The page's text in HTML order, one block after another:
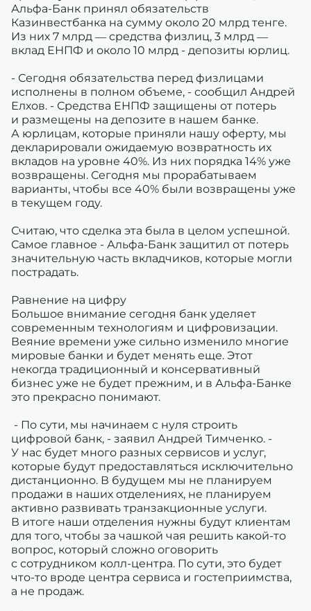
Альфа-Банк принял обязательств
Казинвестбанка на сумму около 20 млрд тенге.
Из них 7 млрд — средства физлиц, 3 млрд —
вклад ЕНПФ и около 10 млрд - депозиты юрлиц.
- Сегодня обязательства перед физлицами
исполнены в полном объеме, - сообщил Андрей
Елхов. - Средства ЕНПФ защищены от потерь
и размещены на депозите в нашем банке.
А юрлицам, которые приняли нашу оферту, мы
декларировали ожидаемую возвратность их
вкладов на уровне 40%. Из них порядка 14% уже
возвращены. Сегодня мы прорабатываем
варианты, чтобы все 40% были возвращены уже
в текущем году.
Считаю, что сделка эта была в целом успешной.
Самое главное - Альфа-Банк защитил от потерь
значительную часть вкладчиков, которые могли
пострадать.
Равнение на цифру
Большое внимание сегодня банк уделяет
современным технологиям и цифровизации.
Веяние времени уже сильно изменило многие
мировые банки и будет менять еще. Этот
некогда традиционный и консервативный
бизнес уже не будет прежним, и в Альфа-Банке
это прекрасно понимают.
- По сути, мы начинаем с нуля строить
цифровой банк, - заявил Андрей Тимченко. -
У нас будет много разных сервисов и услуг,
которые будут предоставляться исключительно
дистанционно. В будущем мы не планируем
продажи в наших отделениях, не планируем
активно развивать транзакционные услуги.
В итоге наши отделения нужны будут клиентам
для того, чтобы за чашкой чая решить какой-то
вопрос, который сложно оговорить
с сотрудником колл-центра. По сути, это будет
что-то вроде центра сервиса и гостеприимства,
а не продаж.